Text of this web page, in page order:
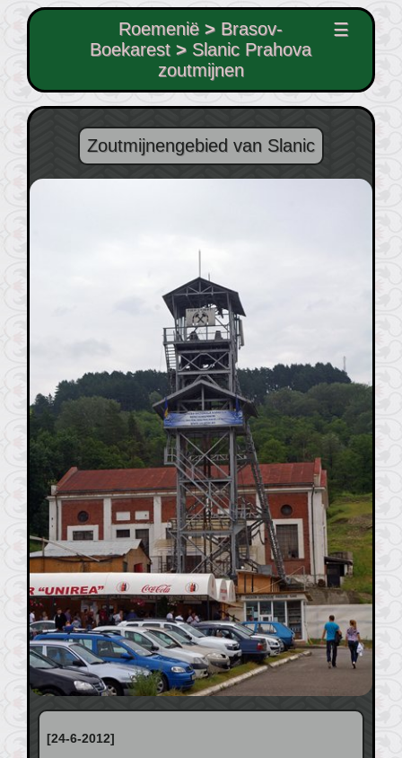
Roemenië > Brasov-
Boekarest> Slanic Prahova
zoutmijnen
☰
Zoutmijnengebied van Slanic
[24-6-2012]